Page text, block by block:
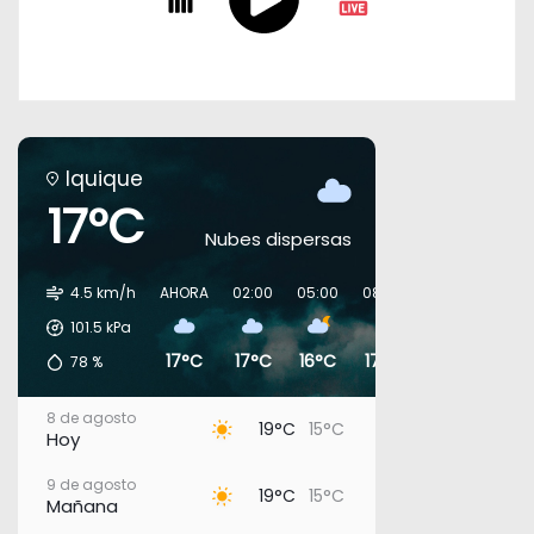
Iquique
17°C Nubes dispersas
4.5 km/h
101.5 kPa
78 %
AHORA
17°C
02:00
17°C
05:00
16°C
08:00
17°C
8 de agosto
Hoy 19°C 15°C
9 de agosto
Mañana 19°C 15°C